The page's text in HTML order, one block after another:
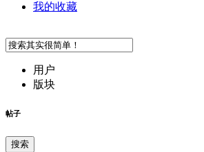
我的收藏
用户
版块
帖子
搜索